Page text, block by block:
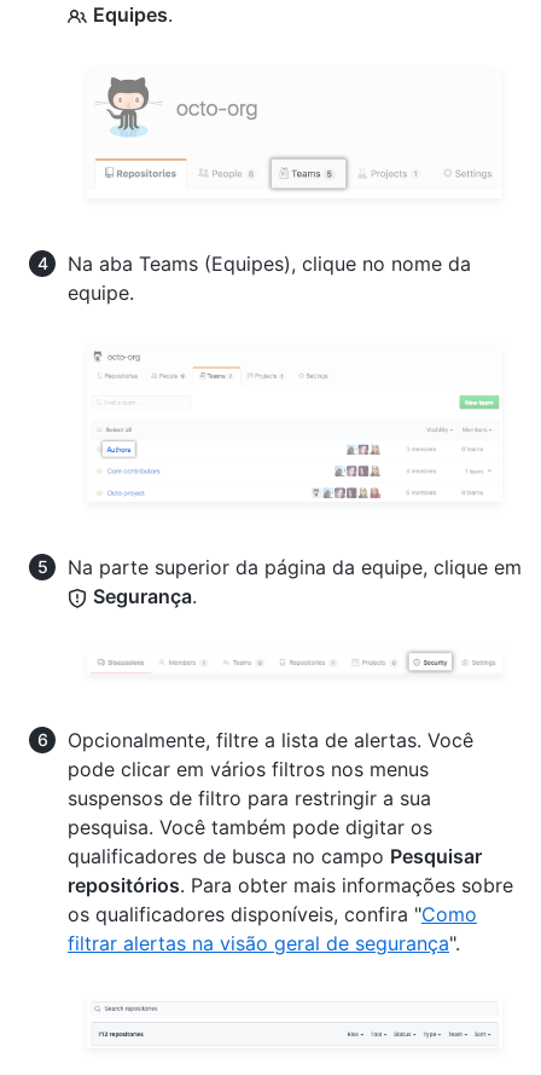
Equipes.
Na aba Teams (Equipes), clique no nome da
equipe.
Na parte superior da página da equipe, clique em
Segurança.
Opcionalmente, filtre a lista de alertas. Você
pode clicar em vários filtros nos menus
suspensos de filtro para restringir a sua
pesquisa. Você também pode digitar os
qualificadores de busca no campo Pesquisar
repositórios. Para obter mais informações sobre
os qualificadores disponíveis, confira "Como
filtrar alertas na visão geral de segurança".